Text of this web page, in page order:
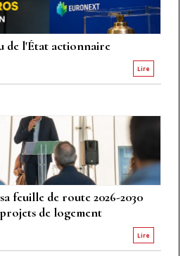
de l'État actionnaire
Lire
feuille de route 2026-2030
de logement
Lire